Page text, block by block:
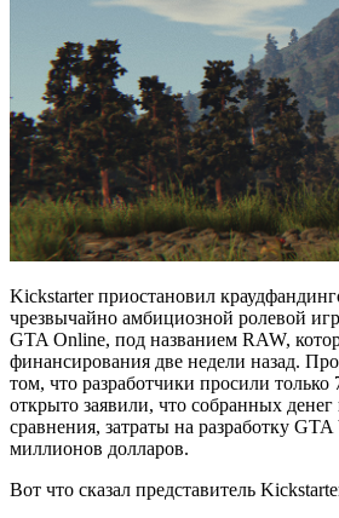
Kickstarter приостановил
чрезвычайно амбициозной ролевой
GTA Online, под названием RAW,
финансирования две недели назад.
том, что разработчики просили только
открыто заявили, что собранных
сравнения, затраты на разработку
миллионов долларов.
Вот что сказал представитель